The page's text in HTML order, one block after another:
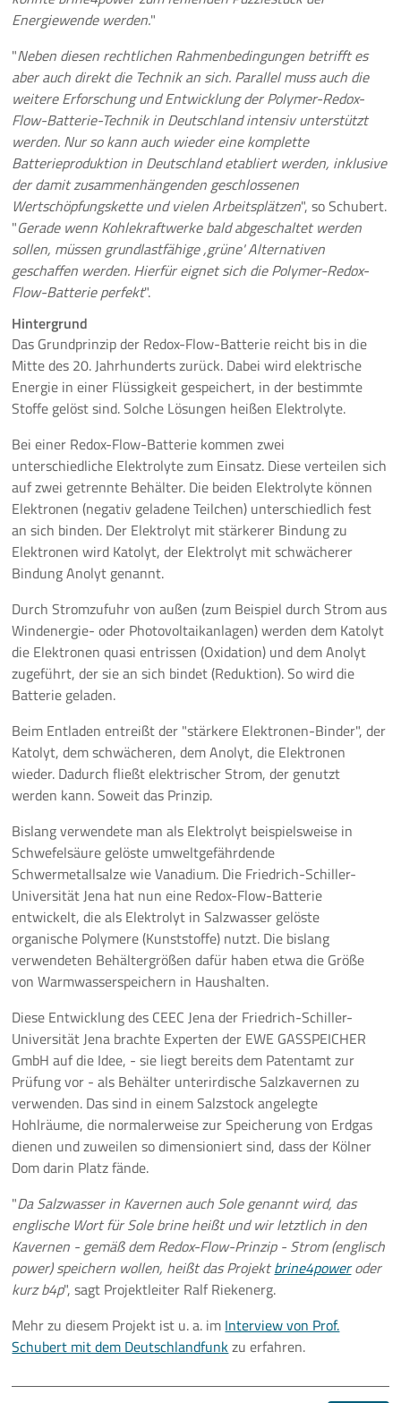
Energiewende werden."
"Neben diesen rechtlichen Rahmenbedingungen betrifft es
aber auch direkt die Technik an sich. Parallel muss auch die
weitere Erforschung und Entwicklung der Polymer-Redox-
Flow-Batterie-Technik in Deutschland intensiv unterstützt
werden. Nur so kann auch wieder eine komplette
Batterieproduktion in Deutschland etabliert werden, inklusive
der damit zusammenhängenden geschlossenen
Wertschöpfungskette und vielen Arbeitsplätzen", so Schubert.
"Gerade wenn Kohlekraftwerke bald abgeschaltet werden
sollen, müssen grundlastfähige ,grüne' Alternativen
geschaffen werden. Hierfür eignet sich die Polymer-Redox-
Flow-Batterie perfekt".
Hintergrund
Das Grundprinzip der Redox-Flow-Batterie reicht bis in die
Mitte des 20. Jahrhunderts zurück. Dabei wird elektrische
Energie in einer Flüssigkeit gespeichert, in der bestimmte
Stoffe gelöst sind. Solche Lösungen heißen Elektrolyte.
Bei einer Redox-Flow-Batterie kommen zwei
unterschiedliche Elektrolyte zum Einsatz. Diese verteilen sich
auf zwei getrennte Behälter. Die beiden Elektrolyte können
Elektronen (negativ geladene Teilchen) unterschiedlich fest
an sich binden. Der Elektrolyt mit stärkerer Bindung zu
Elektronen wird Katolyt, der Elektrolyt mit schwächerer
Bindung Anolyt genannt.
Durch Stromzufuhr von außen (zum Beispiel durch Strom aus
Windenergie- oder Photovoltaikanlagen) werden dem Katolyt
die Elektronen quasi entrissen (Oxidation) und dem Anolyt
zugeführt, der sie an sich bindet (Reduktion). So wird die
Batterie geladen.
Beim Entladen entreißt der "stärkere Elektronen-Binder", der
Katolyt, dem schwächeren, dem Anolyt, die Elektronen
wieder. Dadurch fließt elektrischer Strom, der genutzt
werden kann. Soweit das Prinzip.
Bislang verwendete man als Elektrolyt beispielsweise in
Schwefelsäure gelöste umweltgefährdende
Schwermetallsalze wie Vanadium. Die Friedrich-Schiller-
Universität Jena hat nun eine Redox-Flow-Batterie
entwickelt, die als Elektrolyt in Salzwasser gelöste
organische Polymere (Kunststoffe) nutzt. Die bislang
verwendeten Behältergrößen dafür haben etwa die Größe
von Warmwasserspeichern in Haushalten.
Diese Entwicklung des CEEC Jena der Friedrich-Schiller-
Universität Jena brachte Experten der EWE GASSPEICHER
GmbH auf die Idee, - sie liegt bereits dem Patentamt zur
Prüfung vor - als Behälter unterirdische Salzkavernen zu
verwenden. Das sind in einem Salzstock angelegte
Hohlräume, die normalerweise zur Speicherung von Erdgas
dienen und zuweilen so dimensioniert sind, dass der Kölner
Dom darin Platz fände.
"Da Salzwasser in Kavernen auch Sole genannt wird, das
englische Wort für Sole brine heißt und wir letztlich in den
Kavernen - gemäß dem Redox-Flow-Prinzip - Strom (englisch
power) speichern wollen, heißt das Projektbrine4poweroder
kurz b4p", sagt Projektleiter Ralf Riekenerg.
Mehr zu diesem Projekt ist u. a. im Interview von Prof.
Schubert mit dem Deutschlandfunkzu erfahren.